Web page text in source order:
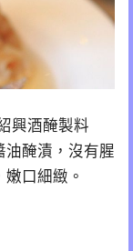
興酒醃製料
油醃漬，沒有腥
口細緻。